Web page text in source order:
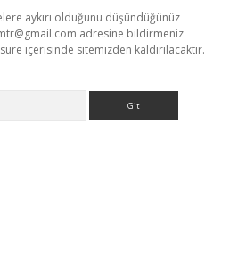
aykırı olduğunu düşündüğünüz
adresine bildirmeniz
içerisinde sitemizden kaldırılacaktır.